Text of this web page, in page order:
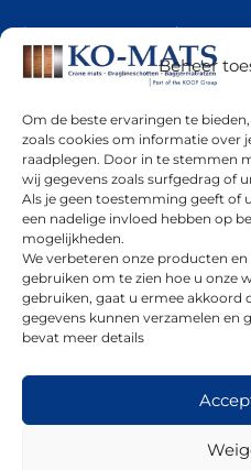
Beheer
Om de beste ervaringen te
zoals cookies om informatie over
raadplegen. Door in te stemmen
wij gegevens zoals surfgedrag of
Als je geen toestemming geeft
een nadelige invloed hebben op
mogelijkheden.
We verbeteren onze producten
gebruiken om te zien hoe u onze
gebruiken, gaat u ermee akkoord
gegevens kunnen verzamelen en
bevat meer details
Algemene voorwaarden
Privacy Policy
Cookiebeleid (EU)
Downloads
Offerte aanvragen
Impressum
Social
Contact